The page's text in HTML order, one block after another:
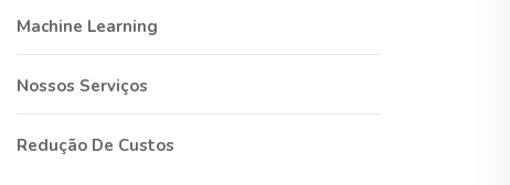
Machine Learning
Nossos Serviços
Redução De Custos